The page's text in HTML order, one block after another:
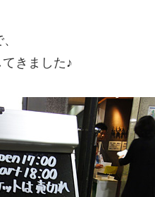
きました♪